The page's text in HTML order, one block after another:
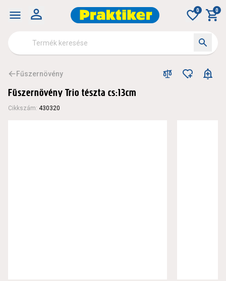
0 0
Fűszernövény
Fűszernövény Trio tészta cs:13cm
Cikkszám: 430320